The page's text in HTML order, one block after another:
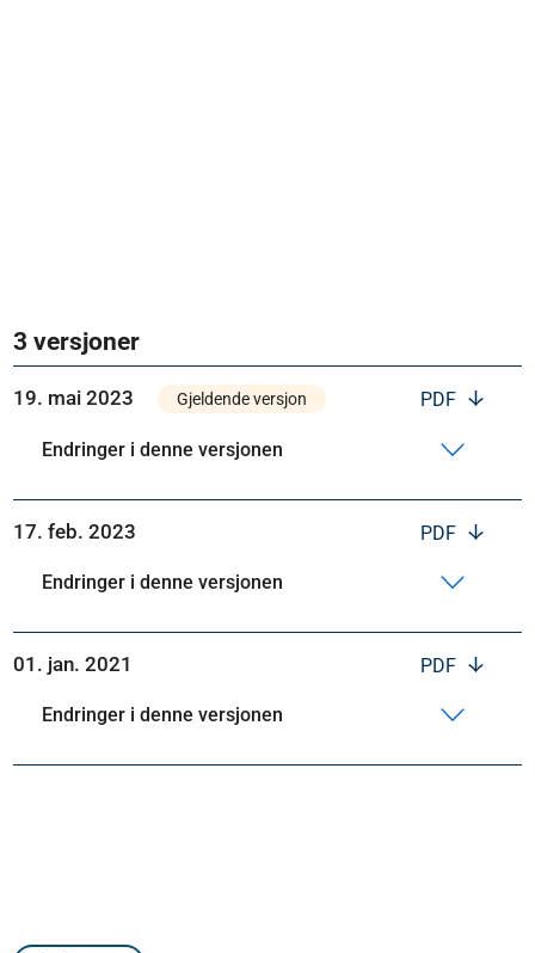
3 versjoner
PDF
19. mai 2023 Gjeldende versjon
Endringer i denne versjonen
PDF
17. feb. 2023
Endringer i denne versjonen
PDF
01. jan. 2021
Endringer i denne versjonen